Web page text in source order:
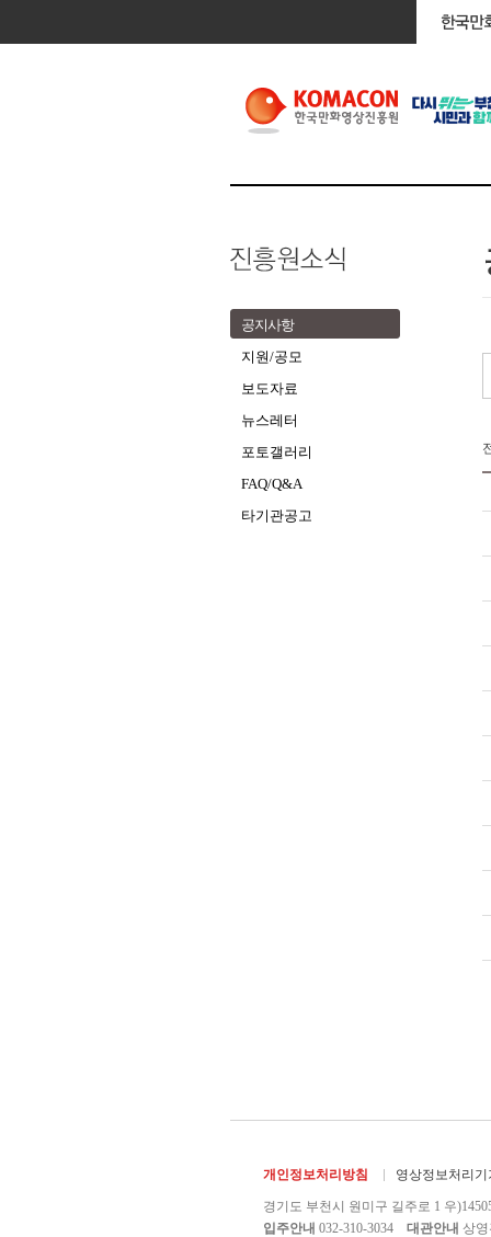
공지사항
지원/공모
보도자료
뉴스레터
포토갤러리
FAQ/Q&A
타기관공고
개인정보처리방침 영상정보처리기
경기도 부천시 원미구 길주로 1 우
입주안내 032-310-3034 대관안내 상영